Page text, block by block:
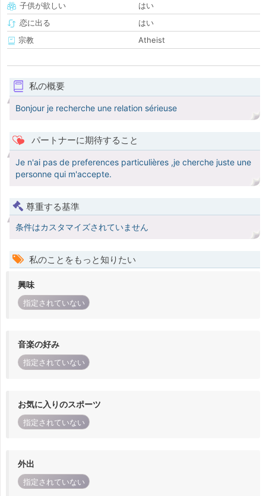
子供が欲しい
はい
恋に出る
はい
宗教
Atheist
私の概要
Bonjour je recherche une relation sérieuse
パートナーに期待すること
Je n'ai pas de preferences particulières ,je cherche juste une
personne qui m'accepte.
尊重する基準
条件はカスタマイズされていません
私のことをもっと知りたい
興味
指定されていない
音楽の好み
指定されていない
お気に入りのスポーツ
指定されていない
外出
指定されていない